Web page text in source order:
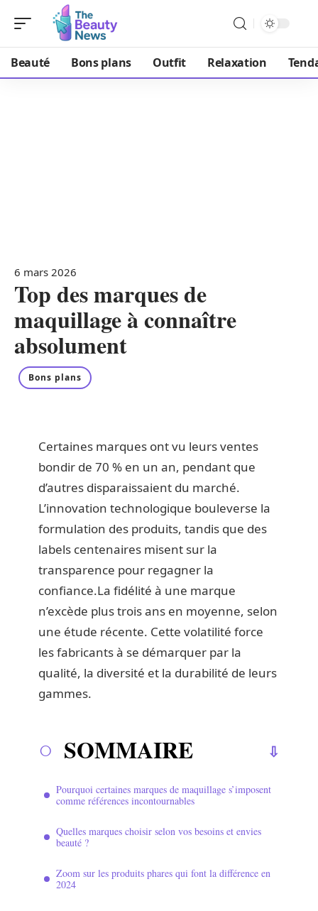
Beauté Bons plans Outfit Relaxation
6 mars 2026
Top des marques de
maquillage à connaître
absolument
Bons plans
Certaines marques ont vu leurs ventes
bondir de 70 % en un an, pendant que
d’autres disparaissaient du marché.
L’innovation technologique bouleverse la
formulation des produits, tandis que des
labels centenaires misent sur la
transparence pour regagner la
confiance.La fidélité à une marque
n’excède plus trois ans en moyenne, selon
une étude récente. Cette volatilité force
les fabricants à se démarquer par la
qualité, la diversité et la durabilité de leurs
gammes.
SOMMAIRE
Pourquoi certaines marques de maquillage s’imposent
comme références incontournables
Quelles marques choisir selon vos besoins et envies
beauté ?
Zoom sur les produits phares qui font la différence en
2024